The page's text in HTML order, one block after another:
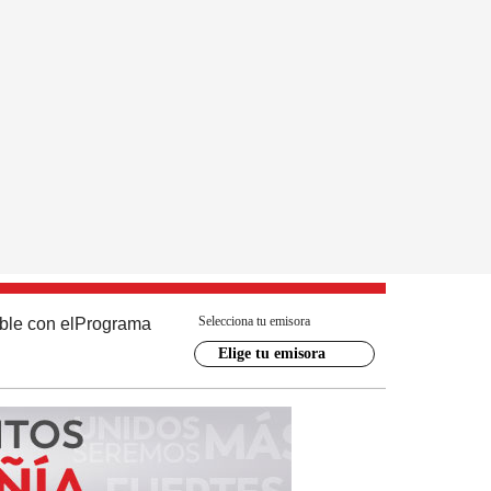
con el Programa Selecciona tu emisora
Elige tu emisora